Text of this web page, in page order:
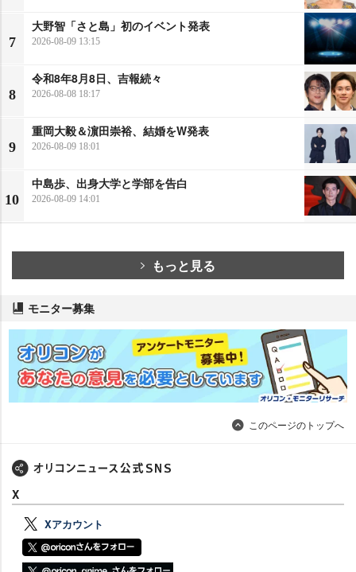
7
大野智「さと島」初のイベント発表
2026-08-09 13:15
8
令和8年8月8日、吉報続々
2026-08-08 18:17
9
重岡大毅＆濵田崇裕、結婚をW発表
2026-08-09 18:01
10
中島歩、出身大学と学部を告白
2026-08-09 14:01
もっと見る
モニター募集
このページのトップへ
X
Xアカウント